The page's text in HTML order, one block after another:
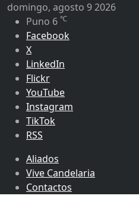
domingo, agosto 9 2026
Puno 6 ℃
Facebook
X
LinkedIn
Flickr
YouTube
Instagram
TikTok
RSS
Aliados
Vive Candelaria
Contactos